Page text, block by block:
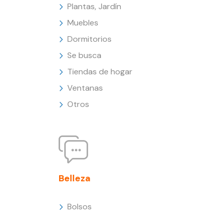
Plantas, Jardín
Muebles
Dormitorios
Se busca
Tiendas de hogar
Ventanas
Otros
Belleza
Bolsos